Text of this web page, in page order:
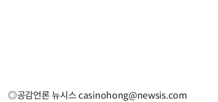
◎공감언론 뉴시스casinohong@newsis.com